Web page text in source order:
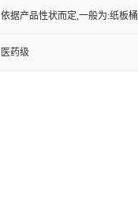
依据产品性状而定,一般为:纸板
医药级